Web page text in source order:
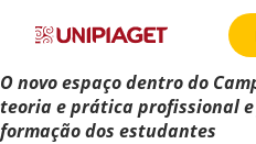
O novo espaço dentro do
teoria e prática profissional
formação dos estudantes